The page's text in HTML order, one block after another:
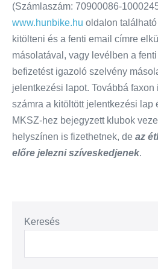
(Számlaszám: 70900086-
www.hunbike.hu oldalon
kitölteni és a fenti email címre
másolatával, vagy levélben a
befizetést igazoló szelvény
jelentkezési lapot. Továbbá faxon
számra a kitöltött jelentkezési lap
MKSZ-hez bejegyzett klubok
helyszínen is fizethetnek, de az
előre jelezni szíveskedjenek.
Keresés